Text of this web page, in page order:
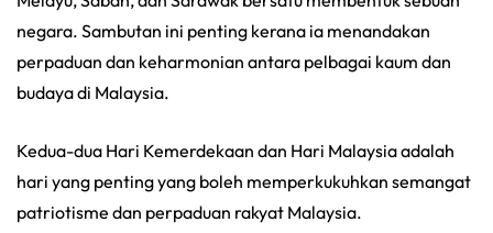
negara. Sambutan ini penting kerana ia menandakan
perpaduan dan keharmonian antara pelbagai kaum dan
budaya di Malaysia.
Kedua-dua Hari Kemerdekaan dan Hari Malaysia adalah
hari yang penting yang boleh memperkukuhkan semangat
patriotisme dan perpaduan rakyat Malaysia.